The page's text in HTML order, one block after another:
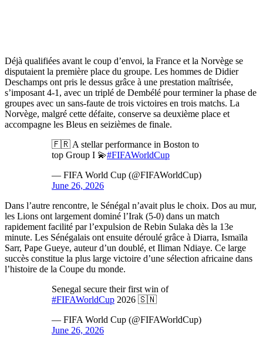
Déjà qualifiées avant le coup d’envoi, la France et la Norvège se
disputaient la première place du groupe. Les hommes de Didier
Deschamps ont pris le dessus grâce à une prestation maîtrisée,
s’imposant 4-1, avec un triplé de Dembélé pour terminer la phase de
groupes avec un sans-faute de trois victoires en trois matchs. La
Norvège, malgré cette défaite, conserve sa deuxième place et
accompagne les Bleus en seizièmes de finale.
🇫🇷 A stellar performance in Boston to
top Group I 💫#FIFAWorldCup
— FIFA World Cup (@FIFAWorldCup)
June 26, 2026
Dans l’autre rencontre, le Sénégal n’avait plus le choix. Dos au mur,
les Lions ont largement dominé l’Irak (5-0) dans un match
rapidement facilité par l’expulsion de Rebin Sulaka dès la 13e
minute. Les Sénégalais ont ensuite déroulé grâce à Diarra, Ismaïla
Sarr, Pape Gueye, auteur d’un doublé, et Iliman Ndiaye. Ce large
succès constitue la plus large victoire d’une sélection africaine dans
l’histoire de la Coupe du monde.
Senegal secure their first win of
#FIFAWorldCup 2026 🇸🇳
— FIFA World Cup (@FIFAWorldCup)
June 26, 2026